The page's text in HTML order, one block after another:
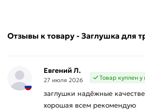
Отзывы к товару - Заглушка для
Евгений Л.
27 июля 2026 Товар куплен у
заглушки надёжные
хорошая всем рекомендую